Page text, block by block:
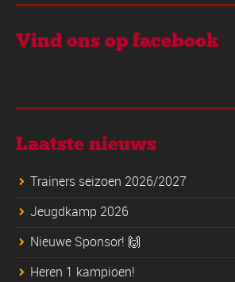
Vind ons op facebook
Laatste nieuws
Trainers seizoen 2026/2027
Jeugdkamp 2026
Nieuwe Sponsor! 🙌
Heren 1 kampioen!